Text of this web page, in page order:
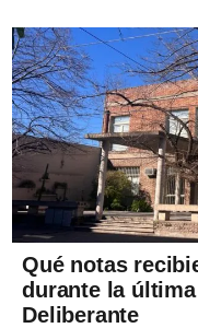
Qué notas
durante la
Deliberante